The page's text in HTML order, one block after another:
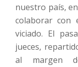
nuestro país,
colaborar con
viciado. El
jueces,
al margen